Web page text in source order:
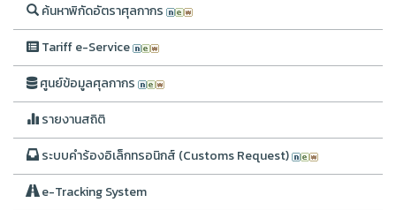
ค้นหาพิกัดอัตราศุลกากร
Tariff e-Service
ศูนย์ข้อมูลศุลกากร
รายงานสถิติ
ระบบคำร้องอิเล็กทรอนิกส์ (Customs Request)
e-Tracking System